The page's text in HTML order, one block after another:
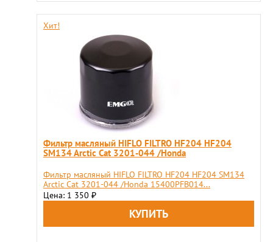
Хит!
Фильтр масляный HIFLO FILTRO HF204 HF204
SM134 Arctic Cat 3201-044 /Honda
Фильтр масляный HIFLO FILTRO HF204 HF204 SM134
Arctic Cat 3201-044 /Honda 15400PFB014...
Цена: 1 350 ₽